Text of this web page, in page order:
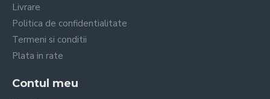
Livrare
Politica de confidentialitate
Termeni si conditii
Plata in rate
Contul meu